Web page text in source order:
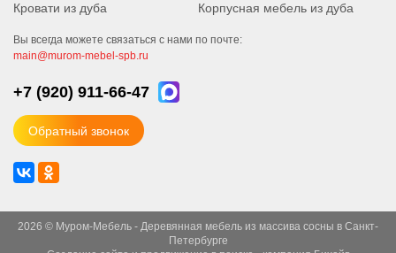
Кровати из дуба
Корпусная мебель из дуба
Вы всегда можете связаться с нами по почте:
main@murom-mebel-spb.ru
+7 (920) 911-66-47
Обратный звонок
2026 © Муром-Мебель - Деревянная мебель из массива сосны в Санкт-
Петербурге